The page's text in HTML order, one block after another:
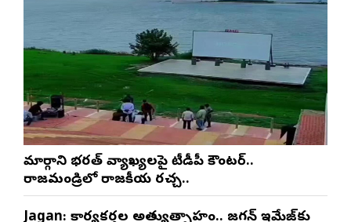
మార్గాని భరత్ వ్యాఖ్యలపై టీడీపీ కౌంటర్..
రాజమండ్రిలో రాజకీయ రచ్చ..
Jagan: కార్యకర్తల అత్యుత్సాహం.. జగన్ ఇమేజ్‌కు